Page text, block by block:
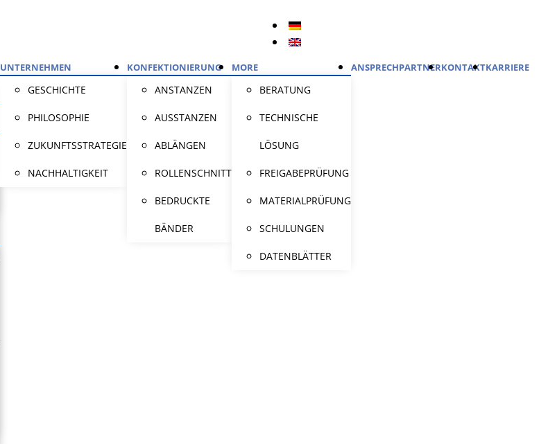
UNTERNEHMEN
GESCHICHTE
PHILOSOPHIE
ZUKUNFTSSTRATEGIE
NACHHALTIGKEIT
KONFEKTIONIERUNG
ANSTANZEN
AUSSTANZEN
ABLÄNGEN
ROLLENSCHNITT
BEDRUCKTE
BÄNDER
MORE
BERATUNG
TECHNISCHE
LÖSUNG
FREIGABEPRÜFUNG
MATERIALPRÜFUNG
SCHULUNGEN
DATENBLÄTTER
ANSPRECHPARTNERKONTAKTKARRIERE